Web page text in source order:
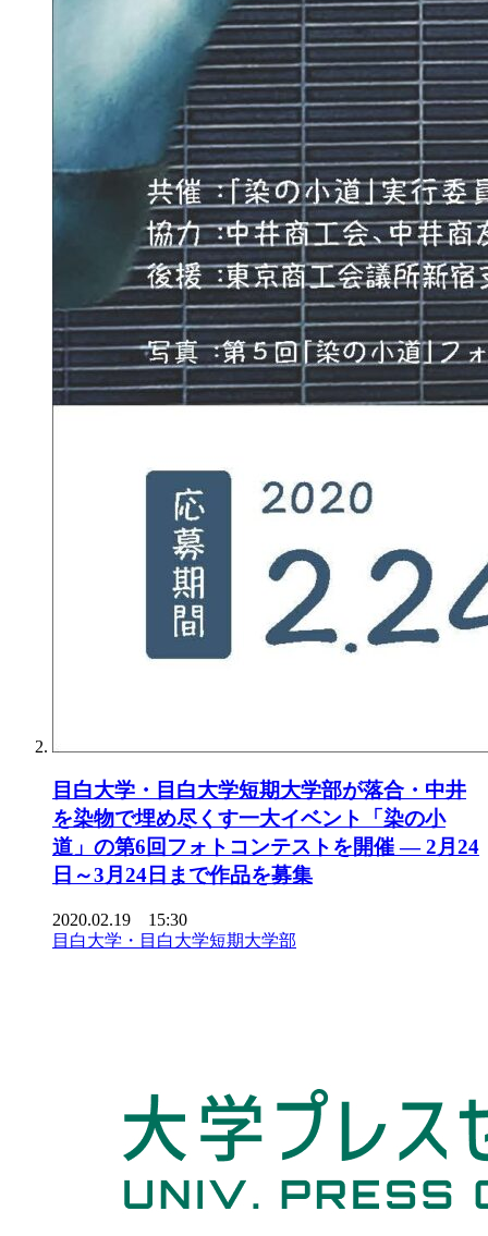
目白大学・目白大学短期大学部が落合・中井
を染物で埋め尽くす一大イベント「染の小
道」の第6回フォトコンテストを開催 — 2月24
日～3月24日まで作品を募集
2020.02.19 15:30
目白大学・目白大学短期大学部